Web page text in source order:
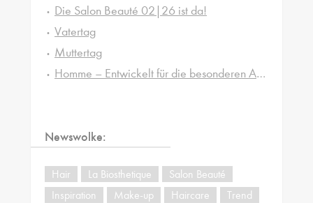
Die Salon Beauté 02|26 ist da!
Vatertag
Muttertag
Homme – Entwickelt für die besonderen Ansprüche von Männerhaut und -haar
Newswolke:
Hair La Biosthetique
Salon Beauté
Inspiration
Make-up Haircare
Trend